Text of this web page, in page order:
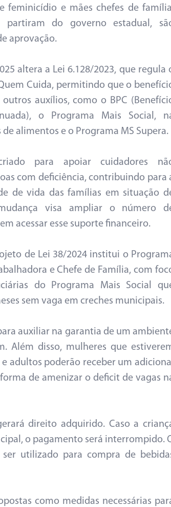
feminicídio e mães chefes de
partiram do governo estadual,
aprovação.
altera a Lei 6.128/2023, que regula
Cuida, permitindo que o
auxílios, como o BPC
o Programa Mais Social,
alimentos e o Programa MS Supera.
para apoiar cuidadores
com deficiência, contribuindo para
de vida das famílias em situação
visa ampliar o número
acessar esse suporte financeiro.
de Lei 38/2024 institui o
e Chefe de Família, com
do Programa Mais Social
sem vaga em creches municipais.
auxiliar na garantia de um
Além disso, mulheres que
adultos poderão receber um
de amenizar o deficit de vagas
direito adquirido. Caso a
o pagamento será interrompido.
utilizado para compra de
como medidas necessárias